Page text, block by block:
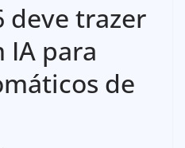
deve trazer
IA para
de